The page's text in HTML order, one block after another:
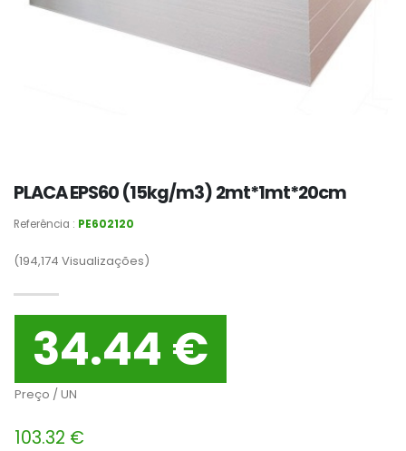
PLACA EPS60 (15kg/m3) 2mt*1mt*20cm
Referência : PE602120
(194,174 Visualizações)
34.44 €
Preço / UN
103.32 €